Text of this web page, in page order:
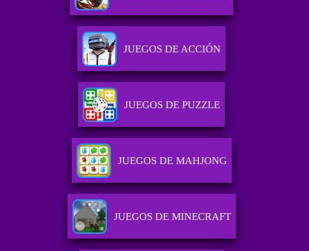
JUEGOS DE ACCIÓN
JUEGOS DE PUZZLE
JUEGOS DE MAHJONG
JUEGOS DE MINECRAFT